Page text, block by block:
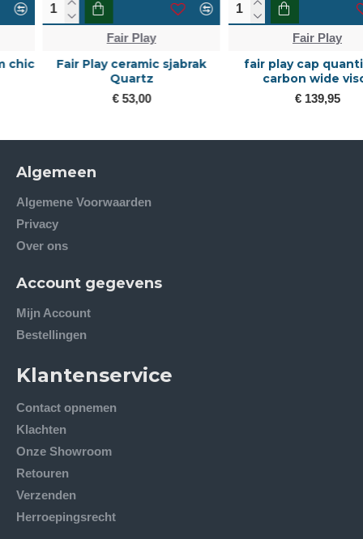
Fair Play
Fair Play ceramic sjabrak
Quartz
Fair Play
fair play cap quantinum
carbon wide visor
€ 139,95
Algemeen
Algemene Voorwaarden
Privacy
Over ons
Account gegevens
Mijn Account
Bestellingen
Klantenservice
Contact opnemen
Klachten
Onze Showroom
Retouren
Verzenden
Herroepingsrecht